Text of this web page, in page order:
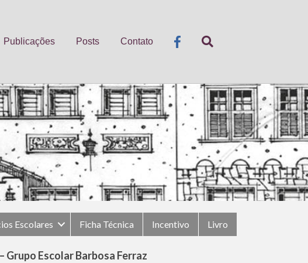
Publicações Posts Contato
Escolares Ficha Técnica Incentivo Livro
Grupo Escolar Barbosa Ferraz